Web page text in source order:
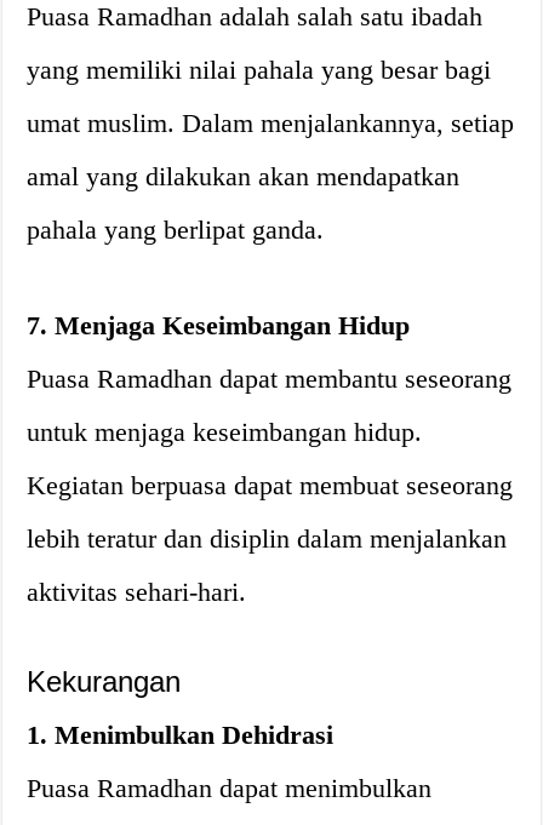
Puasa Ramadhan adalah salah satu ibadah
yang memiliki nilai pahala yang besar bagi
umat muslim. Dalam menjalankannya, setiap
amal yang dilakukan akan mendapatkan
pahala yang berlipat ganda.
7. Menjaga Keseimbangan Hidup
Puasa Ramadhan dapat membantu seseorang
untuk menjaga keseimbangan hidup.
Kegiatan berpuasa dapat membuat seseorang
lebih teratur dan disiplin dalam menjalankan
aktivitas sehari-hari.
Kekurangan
1. Menimbulkan Dehidrasi
Puasa Ramadhan dapat menimbulkan